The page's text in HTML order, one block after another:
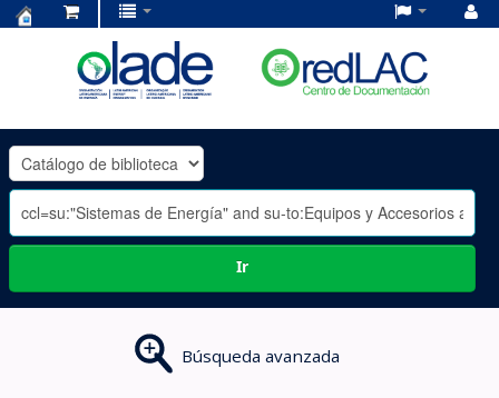
OLADE
-
Ir
Búsqueda avanzada